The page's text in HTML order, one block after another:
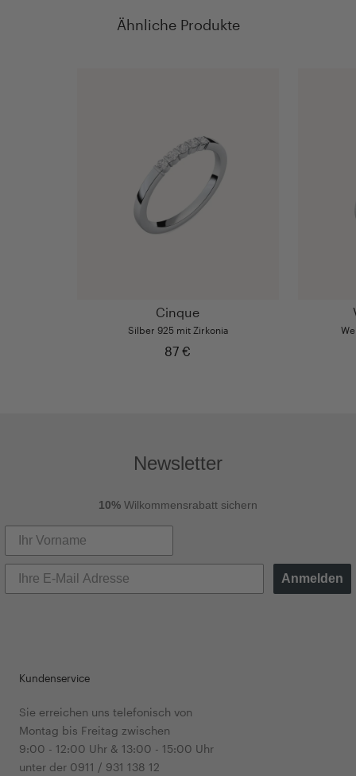
Ähnliche Produkte
Cinque
Silber 925 mit Zirkonia
87 €
Newsletter
10% Wilkommensrabatt sichern
Anmelden
Kundenservice
Sie erreichen uns telefonisch von
Montag bis Freitag zwischen
9:00 - 12:00 Uhr & 13:00 - 15:00 Uhr
unter der 0911 / 931 138 12